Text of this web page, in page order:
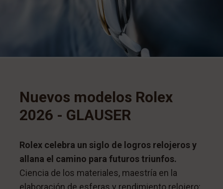
Nuevos modelos Rolex
2026 - GLAUSER
Rolex celebra un siglo de logros relojeros y
allana el camino para futuros triunfos.
Ciencia de los materiales, maestría en la
elaboración de esferas y rendimiento relojero: